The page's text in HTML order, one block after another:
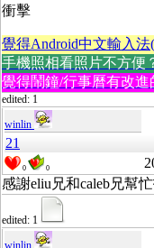
衝擊
覺得Android中文輸入
手機照相看照片不方便
覺得鬧鐘/行事曆有改
edited: 1
winlin
21
0 0
感謝eliu兄和caleb兄幫
edited: 1